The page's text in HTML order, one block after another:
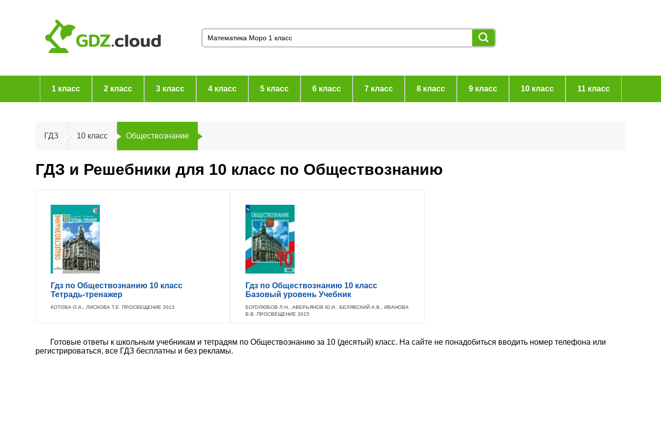
1 класс 2 класс 3 класс 4 класс 5 класс 6 класс 7 класс 8 класс 9 класс 10 класс 11 класс
ГДЗ 10 класс Обществознание
ГДЗ и Решебники для 10 класс по Обществознанию
Гдз по Обществознанию 10 класс
Тетрадь-тренажер
КОТОВА О.А., ЛИСКОВА Т.Е. ПРОСВЕЩЕНИЕ 2013
Гдз по Обществознанию 10 класс
Базовый уровень Учебник
БОГОЛЮБОВ Л.Н., АВЕРЬЯНОВ Ю.И., БЕЛЯВСКИЙ А.В., ИВАНОВА
В.В. ПРОСВЕЩЕНИЕ 2015
Готовые ответы к школьным учебникам и тетрадям по Обществознанию за 10 (десятый) класс. На сайте не понадобиться вводить номер телефона или
регистрироваться, все ГДЗ бесплатны и без рекламы.